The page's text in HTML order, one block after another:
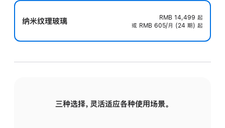
纳米纹理玻璃 RMB 14,499 起
或 RMB 605/月 (24 期) 起
三种选择，灵活适应各种使用场景。